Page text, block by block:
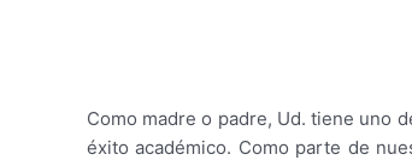
Como madre o padre, Ud. tiene uno
éxito académico. Como parte de